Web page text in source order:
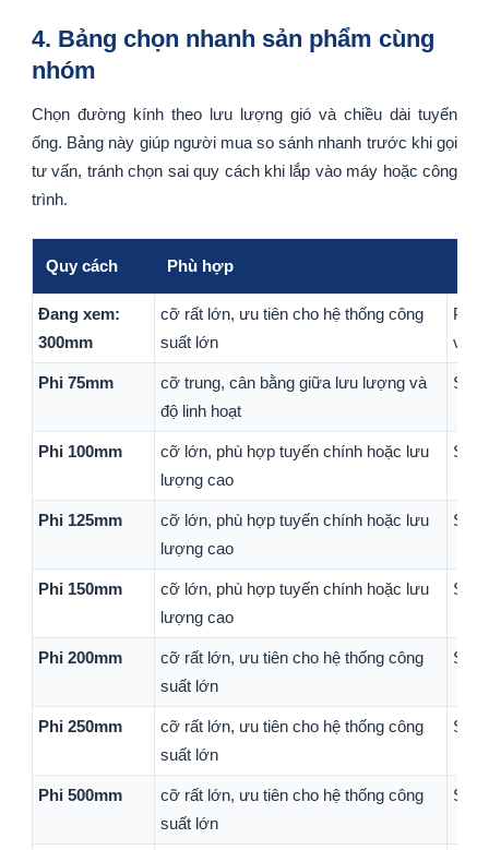
4. Bảng chọn nhanh sản phẩm cùng
nhóm
Chọn đường kính theo lưu lượng gió và chiều dài tuyến
ống. Bảng này giúp người mua so sánh nhanh trước khi gọi
tư vấn, tránh chọn sai quy cách khi lắp vào máy hoặc công
trình.
Quy cách Phù hợp
Đang xem:
300mm
cỡ rất lớn, ưu tiên cho hệ thống công
suất lớn
Phù
với
Phi 75mm
cỡ trung, cân bằng giữa lưu lượng và
độ linh hoạt
Sản
Phi 100mm
cỡ lớn, phù hợp tuyến chính hoặc lưu
lượng cao
Sản
Phi 125mm
cỡ lớn, phù hợp tuyến chính hoặc lưu
lượng cao
Sản
Phi 150mm
cỡ lớn, phù hợp tuyến chính hoặc lưu
lượng cao
Sản
Phi 200mm
cỡ rất lớn, ưu tiên cho hệ thống công
suất lớn
Sản
Phi 250mm
cỡ rất lớn, ưu tiên cho hệ thống công
suất lớn
Sản
Phi 500mm
cỡ rất lớn, ưu tiên cho hệ thống công
suất lớn
Sản